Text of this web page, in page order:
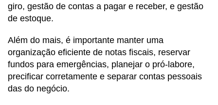
giro, gestão de contas a pagar e receber, e gestão
de estoque.
Além do mais, é importante manter uma
organização eficiente de notas fiscais, reservar
fundos para emergências, planejar o pró-labore,
precificar corretamente e separar contas pessoais
das do negócio.